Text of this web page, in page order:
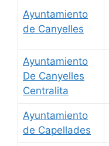
Ayuntamiento
de Canyelles
Ayuntamiento
De Canyelles
Centralita
Ayuntamiento
de Capellades